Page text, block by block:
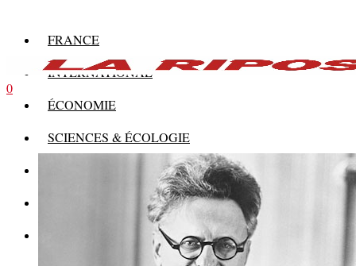
FRANCE
INTERNATIONAL
ÉCONOMIE
SCIENCES & ÉCOLOGIE
0